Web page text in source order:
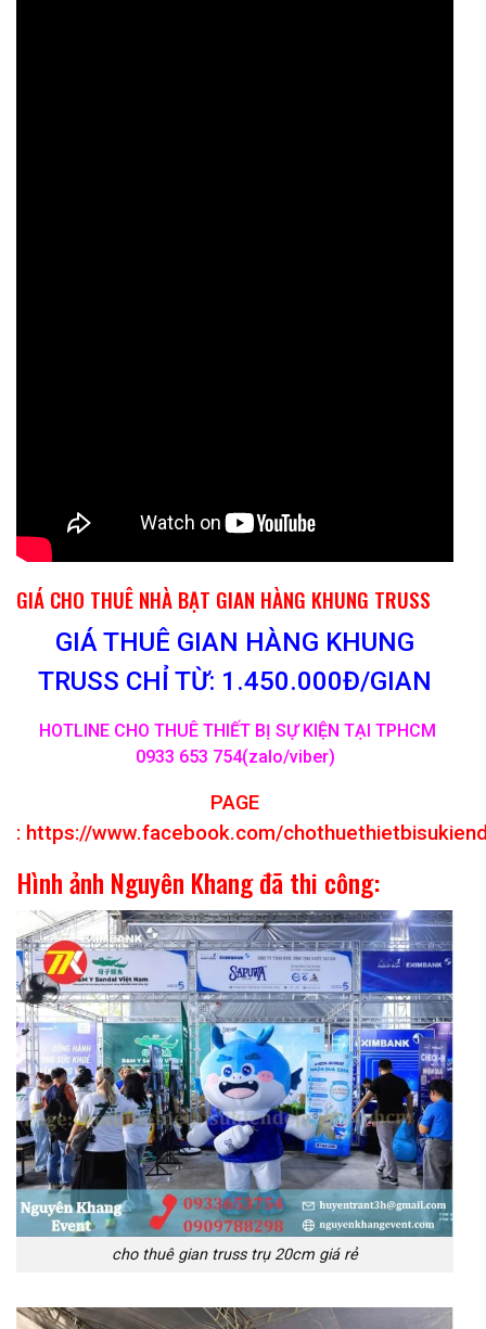
GIÁ CHO THUÊ NHÀ BẠT GIAN HÀNG KHUNG TRUSS
GIÁ THUÊ GIAN HÀNG KHUNG
TRUSS CHỈ TỪ: 1.450.000Đ/GIAN
HOTLINE CHO THUÊ THIẾT BỊ SỰ KIỆN TẠI TPHCM
0933 653 754(zalo/viber)
PAGE
: https://www.facebook.com/
Hình ảnh Nguyên Khang đã thi công:
cho thuê gian truss trụ 20cm giá rẻ